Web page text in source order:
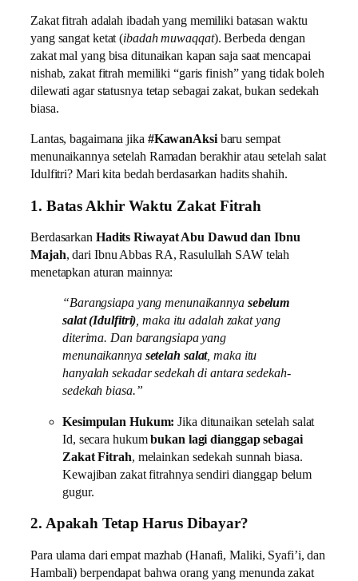
Zakat fitrah adalah ibadah yang memiliki batasan waktu
yang sangat ketat (ibadah muwaqqat). Berbeda dengan
zakat mal yang bisa ditunaikan kapan saja saat mencapai
nishab, zakat fitrah memiliki “garis finish” yang tidak boleh
dilewati agar statusnya tetap sebagai zakat, bukan sedekah
biasa.
Lantas, bagaimana jika #KawanAksibaru sempat
menunaikannya setelah Ramadan berakhir atau setelah salat
Idulfitri? Mari kita bedah berdasarkan hadits shahih.
1. Batas Akhir Waktu Zakat Fitrah
Berdasarkan Hadits Riwayat Abu Dawud dan Ibnu
Majah, dari Ibnu Abbas RA, Rasulullah SAW telah
menetapkan aturan mainnya:
“Barangsiapa yang menunaikannya sebelum
salat (Idulfitri), maka itu adalah zakat yang
diterima. Dan barangsiapa yang
menunaikannya setelah salat, maka itu
hanyalah sekadar sedekah di antara sedekah-
sedekah biasa.”
Kesimpulan Hukum: Jika ditunaikan setelah salat
Id, secara hukumbukan lagi dianggap sebagai
Zakat Fitrah, melainkan sedekah sunnah biasa.
Kewajiban zakat fitrahnya sendiri dianggap belum
gugur.
2. Apakah Tetap Harus Dibayar?
Para ulama dari empat mazhab (Hanafi, Maliki, Syafi’i, dan
Hambali) berpendapat bahwa orang yang menunda zakat